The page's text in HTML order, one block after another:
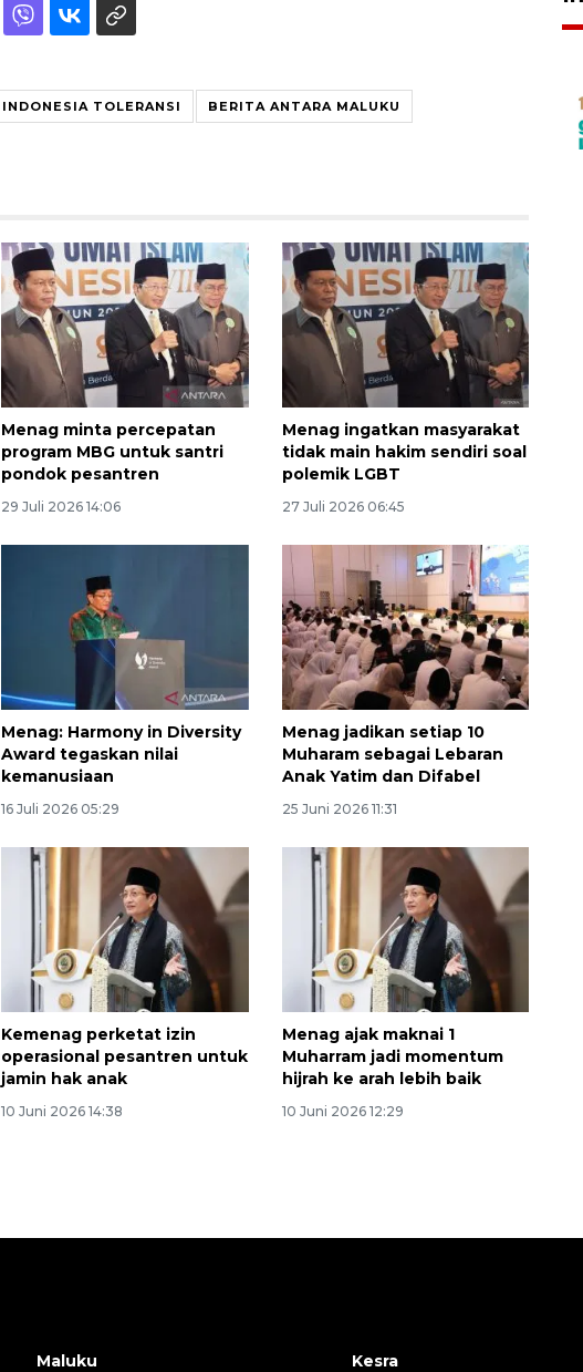
INDONESIA TOLERANSI BERITA ANTARA MALUKU
Menag minta percepatan
program MBG untuk santri
pondok pesantren
29 Juli 2026 14:06
Menag ingatkan masyarakat
tidak main hakim sendiri soal
polemik LGBT
27 Juli 2026 06:45
Menag: Harmony in Diversity
Award tegaskan nilai
kemanusiaan
16 Juli 2026 05:29
Menag jadikan setiap 10
Muharam sebagai Lebaran
Anak Yatim dan Difabel
25 Juni 2026 11:31
Kemenag perketat izin
operasional pesantren untuk
jamin hak anak
10 Juni 2026 14:38
Menag ajak maknai 1
Muharram jadi momentum
hijrah ke arah lebih baik
10 Juni 2026 12:29
Vaksin HPV untuk siswa laki-
laki
2026-08-06 06:30:00
Maluku Kesra